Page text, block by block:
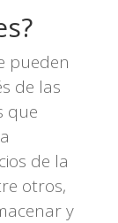
pueden
de las
que
de la
otros,
y